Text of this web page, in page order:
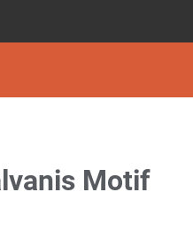
Motif